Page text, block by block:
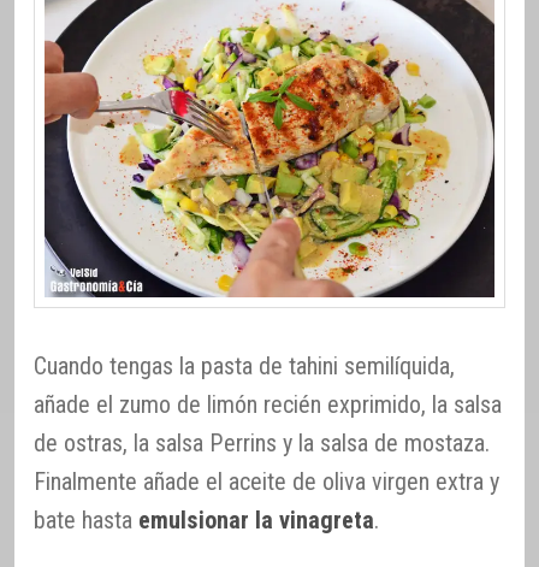
Cuando tengas la pasta de tahini semilíquida,
añade el zumo de limón recién exprimido, la salsa
de ostras, la salsa Perrins y la salsa de mostaza.
Finalmente añade el aceite de oliva virgen extra y
bate hasta emulsionar la vinagreta.